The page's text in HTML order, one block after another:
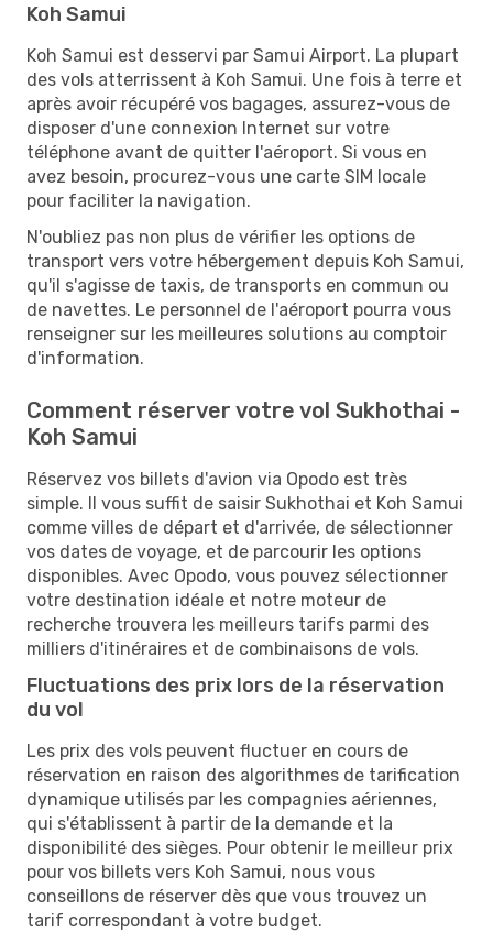
Koh Samui
Koh Samui est desservi par Samui Airport. La plupart
des vols atterrissent à Koh Samui. Une fois à terre et
après avoir récupéré vos bagages, assurez-vous de
disposer d'une connexion Internet sur votre
téléphone avant de quitter l'aéroport. Si vous en
avez besoin, procurez-vous une carte SIM locale
pour faciliter la navigation.
N'oubliez pas non plus de vérifier les options de
transport vers votre hébergement depuis Koh Samui,
qu'il s'agisse de taxis, de transports en commun ou
de navettes. Le personnel de l'aéroport pourra vous
renseigner sur les meilleures solutions au comptoir
d'information.
Comment réserver votre vol Sukhothai -
Koh Samui
Réservez vos billets d'avion via Opodo est très
simple. Il vous suffit de saisir Sukhothai et Koh Samui
comme villes de départ et d'arrivée, de sélectionner
vos dates de voyage, et de parcourir les options
disponibles. Avec Opodo, vous pouvez sélectionner
votre destination idéale et notre moteur de
recherche trouvera les meilleurs tarifs parmi des
milliers d'itinéraires et de combinaisons de vols.
Fluctuations des prix lors de la réservation
du vol
Les prix des vols peuvent fluctuer en cours de
réservation en raison des algorithmes de tarification
dynamique utilisés par les compagnies aériennes,
qui s'établissent à partir de la demande et la
disponibilité des sièges. Pour obtenir le meilleur prix
pour vos billets vers Koh Samui, nous vous
conseillons de réserver dès que vous trouvez un
tarif correspondant à votre budget.